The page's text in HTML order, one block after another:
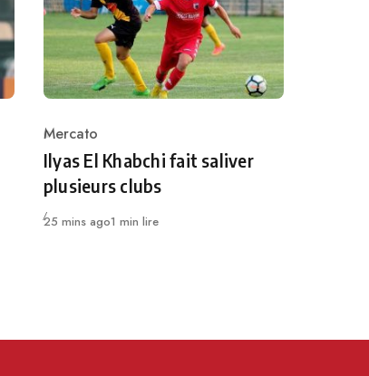
Category
Mercato
Ilyas El Khabchi fait saliver
plusieurs clubs
Publié
25 mins ago1 min lire